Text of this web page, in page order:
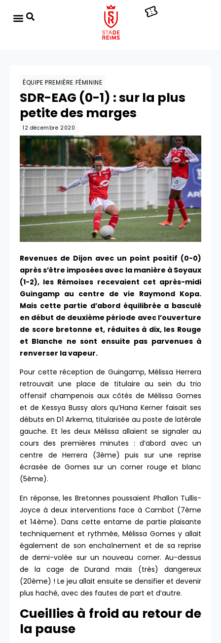
ÉQUIPE PREMIÈRE FÉMININE
SDR-EAG (0-1) : sur la plus
petite des marges
12 décembre 2020
Revenues de Dijon avec un point positif (0-0)
après s’être imposées avec la manière à Soyaux
(1-2), les Rémoises recevaient cet après-midi
Guingamp au centre de vie Raymond Kopa.
Mais cette partie d’abord équilibrée a basculé
en début de deuxième période avec l’ouverture
de score bretonne et, réduites à dix, les Rouge
et Blanche ne sont ensuite pas parvenues à
renverser la vapeur.
Pour cette réception de Guingamp, Mélissa Herrera
retrouvait une place de titulaire au sein du trio
offensif champenois aux côtés de Mélissa Gomes
et de Kessya Bussy alors qu’Hana Kerner faisait ses
débuts en D1 Arkema, titularisée au poste de latérale
gauche. Et les deux Mélissa allaient se signaler au
cours des premières minutes : d’abord avec un
centre de Herrera (3ème) puis sur une reprise
écrasée de Gomes sur un corner rouge et blanc
(5ème).
En réponse, les Bretonnes poussaient Phallon Tullis-
Joyce à deux interventions face à Cambot (7ème
et 14ème). Dans cette entame de partie plaisante
techniquement et rythmée, Mélissa Gomes y allait
également de son enchaînement et de sa reprise
de demi-volée sur un nouveau corner. Au-dessus
de la cage de Durand mais (très) dangereux
(20ème) ! Le jeu allait ensuite se densifier et devenir
plus haché, avec des fautes de part et d’autre.
Cueillies à froid au retour de
la pause